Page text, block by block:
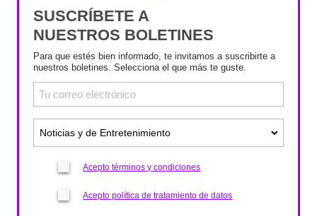
SUSCRÍBETE A
NUESTROS BOLETINES
Para que estés bien informado, te invitamos a suscribirte a
nuestros boletines. Selecciona el que más te guste.
Acepto términos y condiciones
Acepto política de tratamiento de datos